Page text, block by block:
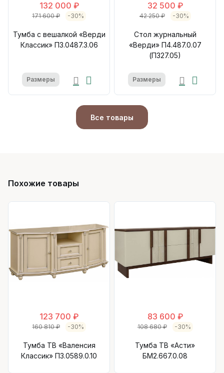
132 000 ₽
171 600 ₽ -30%
Тумба с вешалкой «Верди
Классик» П3.0487.3.06
Размеры
32 500 ₽
42 250 ₽ -30%
Стол журнальный
«Верди» П4.487.0.07
(П327.05)
Размеры
Все товары
Похожие товары
123 700 ₽
160 810 ₽ -30%
Тумба ТВ «Валенсия
Классик» П3.0589.0.10
83 600 ₽
108 680 ₽ -30%
Тумба ТВ «Асти»
БМ2.667.0.08